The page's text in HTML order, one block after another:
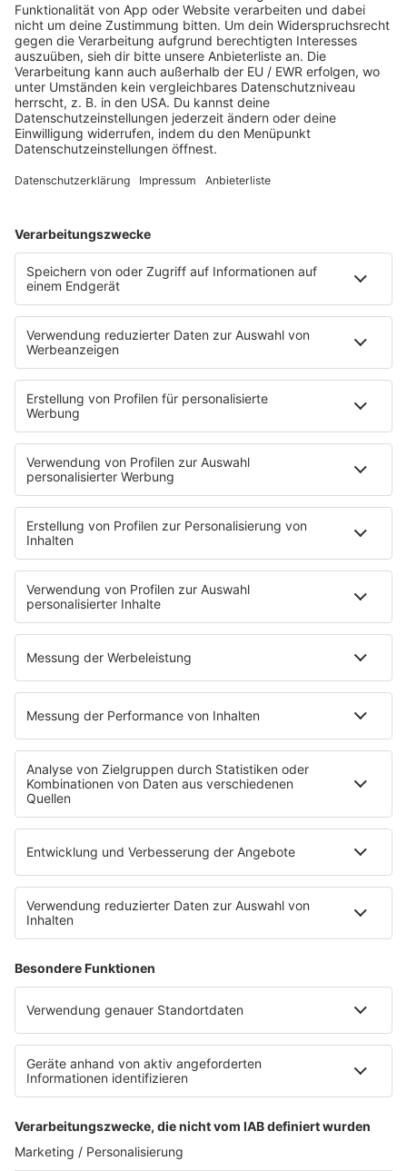
Martina Straten
Hitstory
Schlaumeier-Duell
Mundwerk - schlau frühstücken
FUN
Kontakt-Board
App
T.B. Action-Hero
10 Fragen 10 Antworten
Chat-Community
SALÜ TV
SERVICE
Wetter
Verkehr & Blitzer
Weggehtipps
Jobbörse
Tipps und Tricks
SALÜ BONUS
INSIDE / B2B
B2B / Mediadaten
Empfang (DAB+, UKW, IP)
RADIO SALÜ Team
Alexa
App
WhatsApp-Kanal
Impressum
AGB
Datenschutzerklärung
Teilnahmebedingungen
Presse
Kontakt